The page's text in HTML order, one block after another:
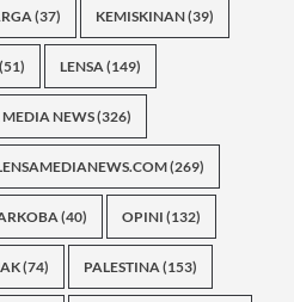
(37) KEMISKINAN(39)
(51) LENSA(149)
MEDIA NEWS(326)
(269)
(40) OPINI (132)
(74) PALESTINA(153)